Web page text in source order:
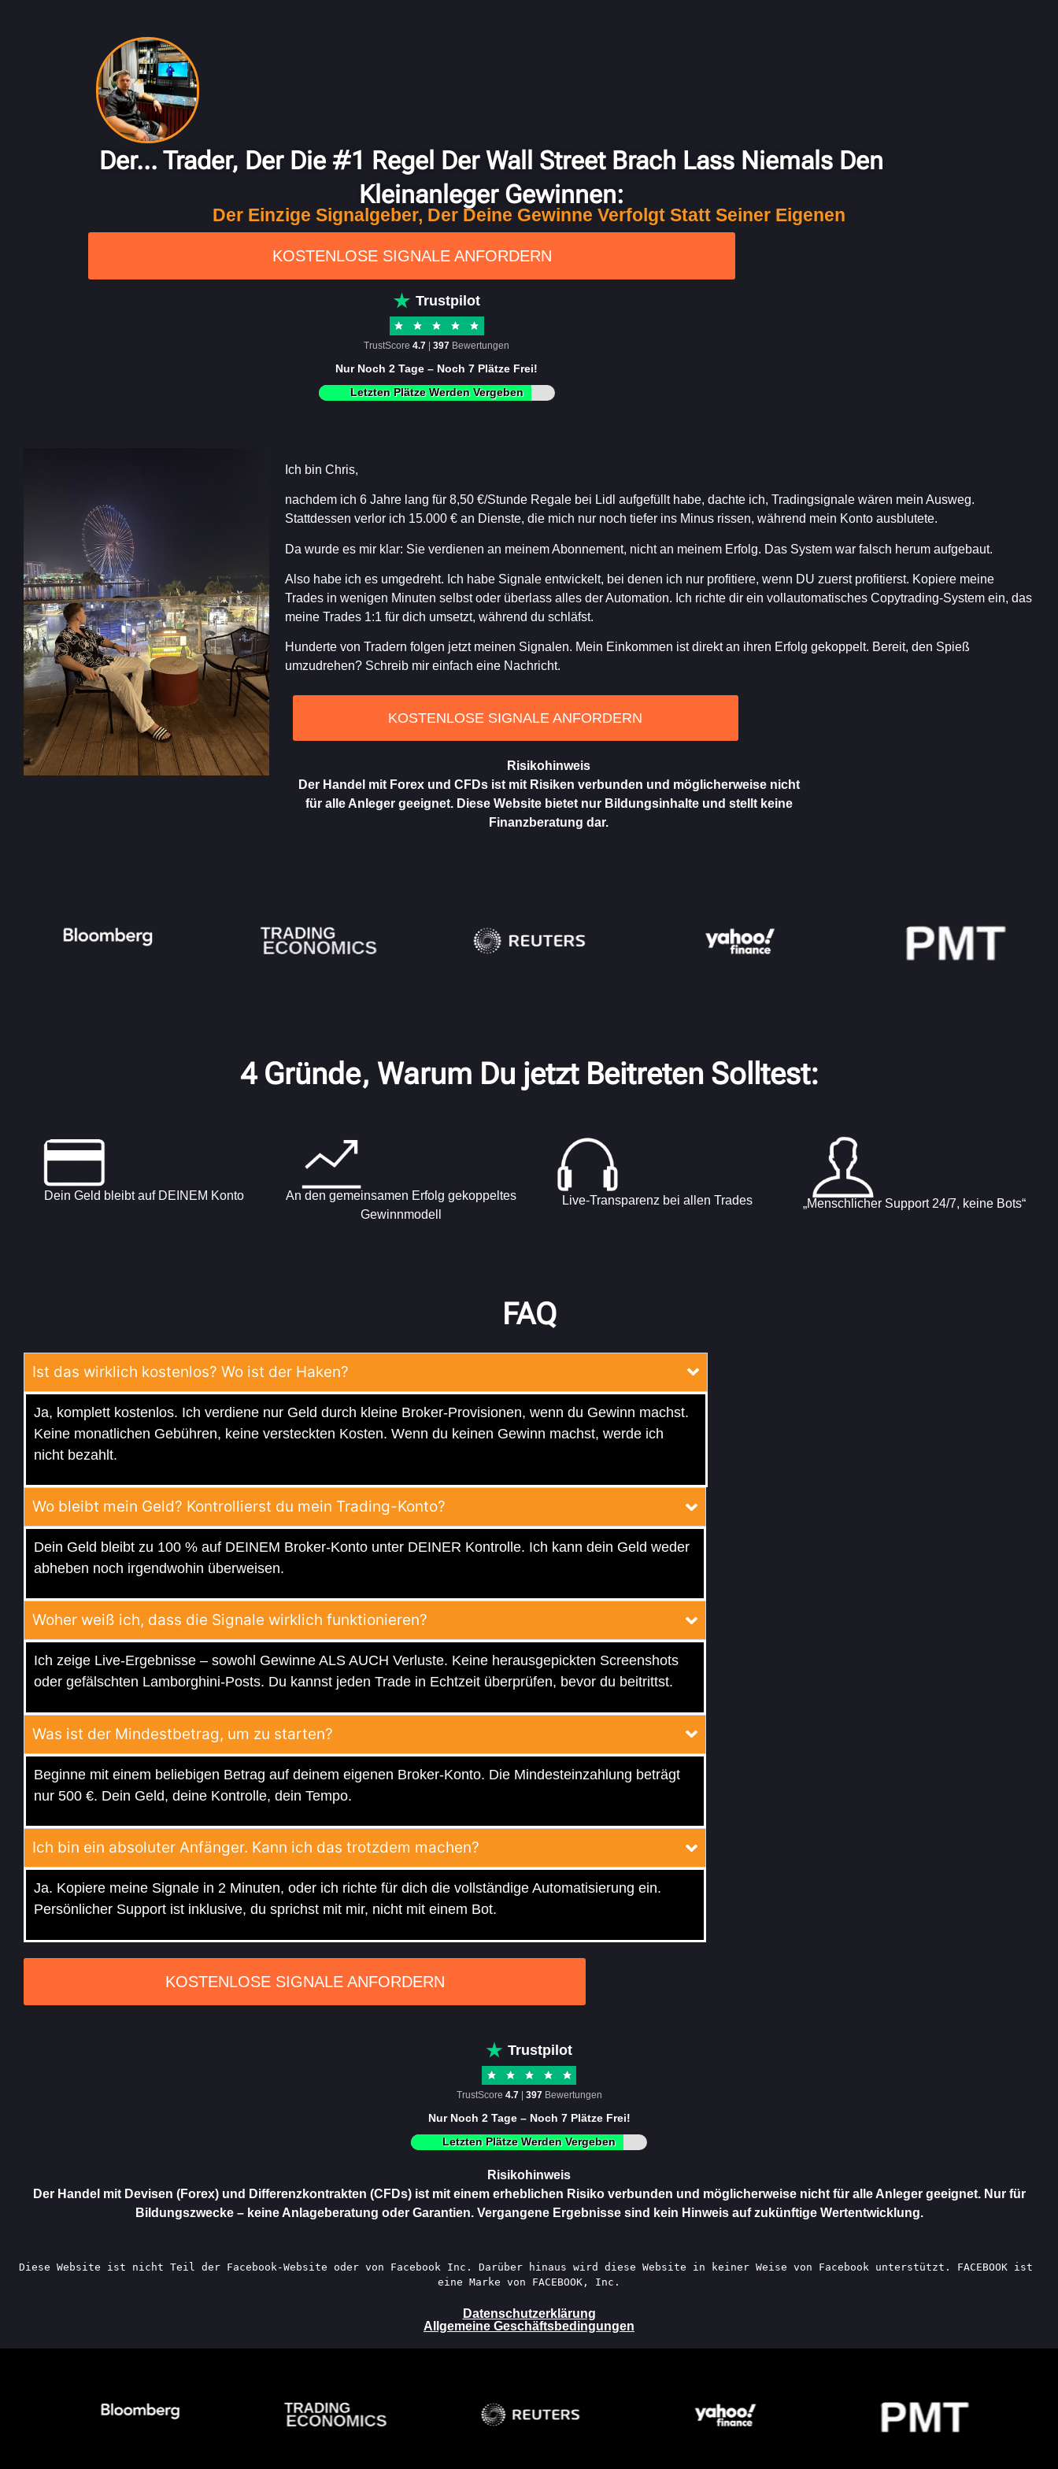
Der... Trader, Der Die #1 Regel Der Wall Street Brach Lass Niemals Den
Kleinanleger Gewinnen:
Der Einzige Signalgeber, Der Deine Gewinne Verfolgt Statt Seiner Eigenen
KOSTENLOSE SIGNALE ANFORDERN
Trustpilot
TrustScore4.7 |397 Bewertungen
Nur Noch 2 Tage – Noch 7 Plätze Frei!
Letzten Plätze Werden Vergeben
Ich bin Chris,
nachdem ich 6 Jahre lang für 8,50 €/Stunde Regale bei Lidl aufgefüllt habe, dachte ich, Tradingsignale wären mein Ausweg.
Stattdessen verlor ich 15.000 € an Dienste, die mich nur noch tiefer ins Minus rissen, während mein Konto ausblutete.
Da wurde es mir klar: Sie verdienen an meinem Abonnement, nicht an meinem Erfolg. Das System war falsch herum aufgebaut.
Also habe ich es umgedreht. Ich habe Signale entwickelt, bei denen ich nur profitiere, wenn DU zuerst profitierst. Kopiere meine
Trades in wenigen Minuten selbst oder überlass alles der Automation. Ich richte dir ein vollautomatisches Copytrading-System ein, das
meine Trades 1:1 für dich umsetzt, während du schläfst.
Hunderte von Tradern folgen jetzt meinen Signalen. Mein Einkommen ist direkt an ihren Erfolg gekoppelt. Bereit, den Spieß
umzudrehen? Schreib mir einfach eine Nachricht.
KOSTENLOSE SIGNALE ANFORDERN
Risikohinweis
Der Handel mit Forex und CFDs ist mit Risiken verbunden und möglicherweise nicht
für alle Anleger geeignet. Diese Website bietet nur Bildungsinhalte und stellt keine
Finanzberatung dar.
4 Gründe, Warum Du jetzt Beitreten Solltest:
Dein Geld bleibt auf DEINEM Konto
An den gemeinsamen Erfolg gekoppeltes
Gewinnmodell
Live-Transparenz bei allen Trades „Menschlicher Support 24/7, keine Bots“
FAQ
Ist das wirklich kostenlos? Wo ist der Haken?
Ja, komplett kostenlos. Ich verdiene nur Geld durch kleine Broker-Provisionen, wenn du Gewinn machst.
Keine monatlichen Gebühren, keine versteckten Kosten. Wenn du keinen Gewinn machst, werde ich
nicht bezahlt.
Wo bleibt mein Geld? Kontrollierst du mein Trading-Konto?
Dein Geld bleibt zu 100 % auf DEINEM Broker-Konto unter DEINER Kontrolle. Ich kann dein Geld weder
abheben noch irgendwohin überweisen.
Woher weiß ich, dass die Signale wirklich funktionieren?
Ich zeige Live-Ergebnisse – sowohl Gewinne ALS AUCH Verluste. Keine herausgepickten Screenshots
oder gefälschten Lamborghini-Posts. Du kannst jeden Trade in Echtzeit überprüfen, bevor du beitrittst.
Was ist der Mindestbetrag, um zu starten?
Beginne mit einem beliebigen Betrag auf deinem eigenen Broker-Konto. Die Mindesteinzahlung beträgt
nur 500 €. Dein Geld, deine Kontrolle, dein Tempo.
Ich bin ein absoluter Anfänger. Kann ich das trotzdem machen?
Ja. Kopiere meine Signale in 2 Minuten, oder ich richte für dich die vollständige Automatisierung ein.
Persönlicher Support ist inklusive, du sprichst mit mir, nicht mit einem Bot.
KOSTENLOSE SIGNALE ANFORDERN
Trustpilot
TrustScore 4.7| 397Bewertungen
Nur Noch 2 Tage – Noch 7 Plätze Frei!
Letzten Plätze Werden Vergeben
Risikohinweis
Der Handel mit Devisen (Forex) und Differenzkontrakten (CFDs) ist mit einem erheblichen Risiko verbunden und möglicherweise nicht für alle Anleger geeignet. Nur für
Bildungszwecke – keine Anlageberatung oder Garantien. Vergangene Ergebnisse sind kein Hinweis auf zukünftige Wertentwicklung.
Diese Website ist nicht Teil der Facebook-Website oder von Facebook Inc. Darüber hinaus wird diese Website in keiner Weise von Facebook unterstützt. FACEBOOK ist
eine Marke von FACEBOOK, Inc.
Datenschutzerklärung
Allgemeine Geschäftsbedingungen